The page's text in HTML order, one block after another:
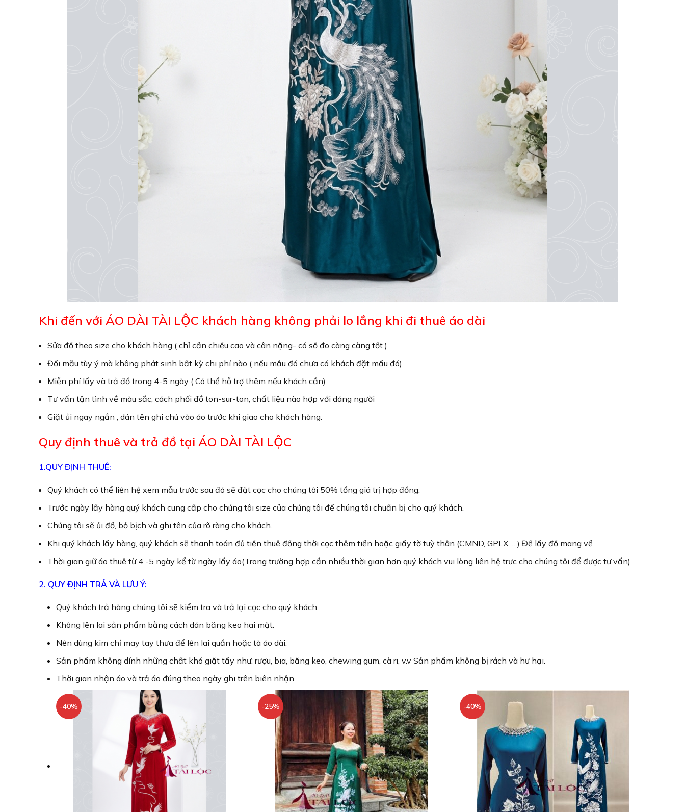
Khi đến với ÁO DÀI TÀI LỘC khách hàng không phải lo lắng khi đi thuê áo dài
Sửa đồ theo size cho khách hàng ( chỉ cần chiều cao và cân nặng- có số đo càng càng tốt )
Đổi mẫu tùy ý mà không phát sinh bất kỳ chi phí nào ( nếu mẫu đó chưa có khách đặt mẩu đó)
Miễn phí lấy và trả đồ trong 4-5 ngày ( Có thể hỗ trợ thêm nếu khách cần)
Tư vấn tận tình về màu sắc, cách phối đồ ton-sur-ton, chất liệu nào hợp với dáng người
Giặt ủi ngay ngắn , dán tên ghi chú vào áo trước khi giao cho khách hàng.
Quy định thuê và trả đồ tại ÁO DÀI TÀI LỘC
1.QUY ĐỊNH THUÊ:
Quý khách có thể liên hệ xem mẫu trước sau đó sẽ đặt cọc cho chúng tôi 50% tổng giá trị hợp đồng.
Trước ngày lấy hàng quý khách cung cấp cho chúng tôi size của chúng tôi để chúng tôi chuẩn bị cho quý khách.
Chúng tôi sẽ ủi đồ, bỏ bịch và ghi tên của rõ ràng cho khách.
Khi quý khách lấy hàng, quý khách sẽ thanh toán đủ tiền thuê đồng thời cọc thêm tiền hoặc giấy tờ tuỳ thân (CMND, GPLX, …) Để lấy đồ mang về
Thời gian giữ áo thuê từ 4 -5 ngày kể từ ngày lấy áo(Trong trường hợp cần nhiều thời gian hơn quý khách vui lòng liên hệ trưc cho chúng tôi để được tư vấn)
2. QUY ĐỊNH TRẢ VÀ LƯU Ý:
Quý khách trả hàng chúng tôi sẽ kiểm tra và trả lại cọc cho quý khách.
Không lên lai sản phẩm bằng cách dán băng keo hai mặt.
Nên dùng kim chỉ may tay thưa để lên lai quần hoặc tà áo dài.
Sản phẩm không dính những chất khó giặt tẩy như: rượu, bia, băng keo, chewing gum, cà ri, v.v Sản phẩm không bị rách và hư hại.
Thời gian nhận áo và trả áo đúng theo ngày ghi trên biên nhận.
-40% -25% -40%